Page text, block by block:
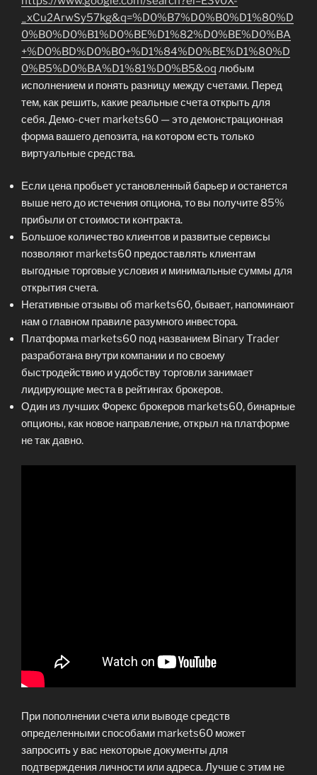
_xCu2ArwSy57kg&q=%D0%B7%D0%B0%D1%80%D
0%B0%D0%B1%D0%BE%D1%82%D0%BE%D0%BA
+%D0%BD%D0%B0+%D1%84%D0%BE%D1%80%D
0%B5%D0%BA%D1%81%D0%B5&oq любым
исполнением и понять разницу между счетами. Перед
тем, как решить, какие реальные счета открыть для
себя. Демо-счет markets60 — это демонстрационная
форма вашего депозита, на котором есть только
виртуальные средства.
Если цена пробьет установленный барьер и останется
выше него до истечения опциона, то вы получите 85%
прибыли от стоимости контракта.
Большое количество клиентов и развитые сервисы
позволяют markets60 предоставлять клиентам
выгодные торговые условия и минимальные суммы для
открытия счета.
Негативные отзывы об markets60, бывает, напоминают
нам о главном правиле разумного инвестора.
Платформа markets60 под названием Binary Trader
разработана внутри компании и по своему
быстродействию и удобству торговли занимает
лидирующие места в рейтингах брокеров.
Один из лучших Форекс брокеров markets60, бинарные
опционы, как новое направление, открыл на платформе
не так давно.
При пополнении счета или выводе средств
определенными способами markets60 может
запросить у вас некоторые документы для
подтверждения личности или адреса. Лучше с этим не